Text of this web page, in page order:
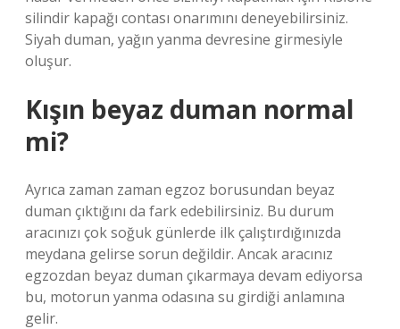
silindir kapağı contası onarımını deneyebilirsiniz.
Siyah duman, yağın yanma devresine girmesiyle
oluşur.
Kışın beyaz duman normal
mi?
Ayrıca zaman zaman egzoz borusundan beyaz
duman çıktığını da fark edebilirsiniz. Bu durum
aracınızı çok soğuk günlerde ilk çalıştırdığınızda
meydana gelirse sorun değildir. Ancak aracınız
egzozdan beyaz duman çıkarmaya devam ediyorsa
bu, motorun yanma odasına su girdiği anlamına
gelir.